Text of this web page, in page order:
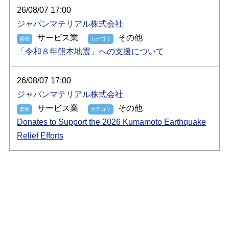
26/08/07 17:00
ジャパンマテリアル株式会社
サービス業
その他
「令和８年熊本地震」への支援について
26/08/07 17:00
ジャパンマテリアル株式会社
サービス業
その他
Donates to Support the 2026 Kumamoto Earthquake
Relief Efforts